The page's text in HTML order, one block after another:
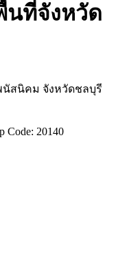
นที่จังหวัด
นัสนิคม จังหวัดชลบุรี
Code: 20140